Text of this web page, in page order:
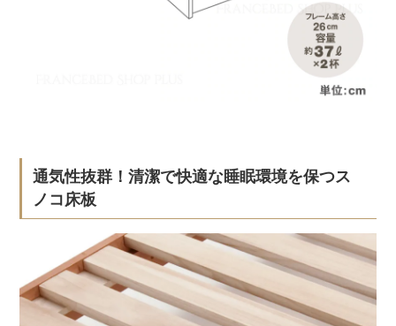
通気性抜群！清潔で快適な睡眠環境を保つス
ノコ床板